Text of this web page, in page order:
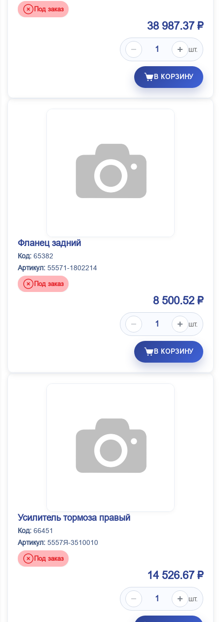
Под заказ
38 987.37 ₽
шт.
В КОРЗИНУ
Фланец задний
Код: 65382
Артикул: 55571-1802214
Под заказ
8 500.52 ₽
шт.
В КОРЗИНУ
Усилитель тормоза правый
Код: 66451
Артикул: 5557Я-3510010
Под заказ
14 526.67 ₽
шт.